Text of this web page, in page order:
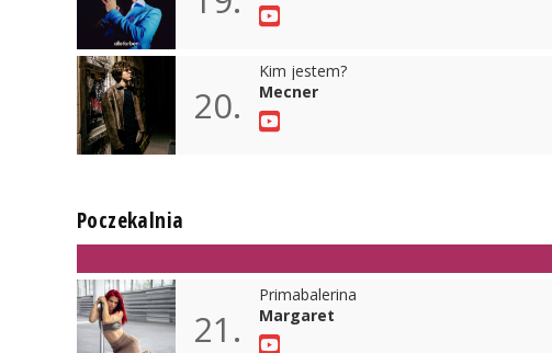
20.
Kim jestem?
Mecner
Poczekalnia
21.
Primabalerina
Margaret